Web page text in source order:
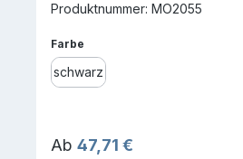
Produktnummer: MO2055
Farbe
schwarz
Regulärer Preis:
Ab 47,71 €